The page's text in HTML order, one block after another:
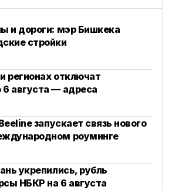
и дороги: мэр Бишкека
стройки
регионах отключат
6 августа — адреса
запускает связь нового
роуминге
укрепились, рубль
НБКР на 6 августа